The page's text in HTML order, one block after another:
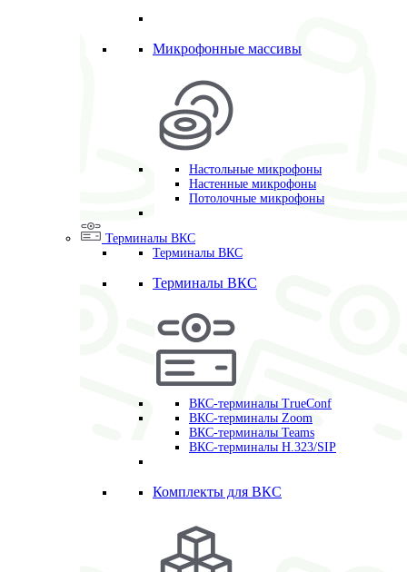
Микрофонные массивы
Настольные микрофоны
Настенные микрофоны
Потолочные микрофоны
Терминалы ВКС
Терминалы ВКС
Терминалы ВКС
ВКС-терминалы TrueConf
ВКС-терминалы Zoom
ВКС-терминалы Teams
ВКС-терминалы H.323/SIP
Комплекты для ВКС